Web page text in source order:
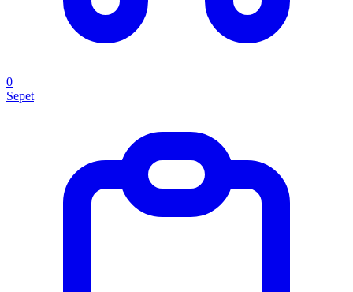
0
Sepet